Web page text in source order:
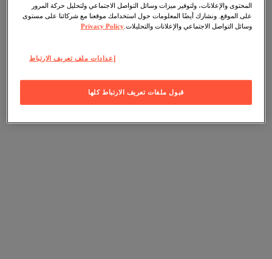
المحتوى والإعلانات، ولتوفير ميزات وسائل التواصل الاجتماعي ولتحليل حركة المرور
على الموقع. ونشارك أيضًا المعلومات حول استخدامك موقعنا مع شركائنا على مستوى
وسائل التواصل الاجتماعي والإعلانات والتحليلات.Privacy Policy
إعدادات ملف تعريف الارتباط
قبول ملفات تعريف الارتباط كلها